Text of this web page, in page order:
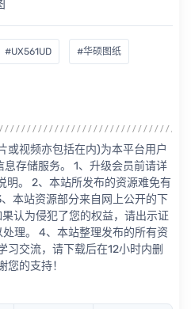
#UX561UD #华硕图纸
或视频亦包括在内)为本平台用户
息存储服务。 1、升级会员前请详
明。 2、本站所发布的资源难免有
本站资源部分来自网上公开的下
认为侵犯了您的权益，请出示证
理。 4、本站整理发布的所有资
习交流，请下载后在12小时内删
您的支持！